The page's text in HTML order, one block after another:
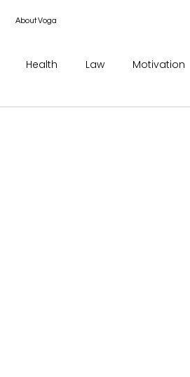
About Voga
Health Law Motivation